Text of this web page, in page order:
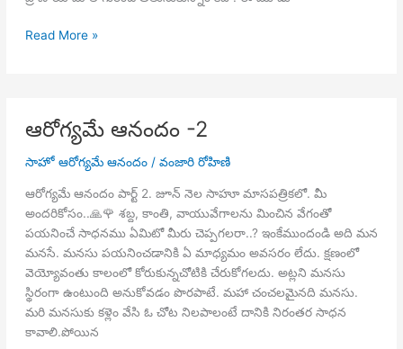
ఆరోగ్యమే
Read More »
ఆరోగ్యమే ఆనందం -2
సాహో ఆరోగ్యమే ఆనందం/ వంజారి రోహిణి
ఆరోగ్యమే ఆనందం పార్ట్ 2. జూన్ నెల సాహూ మాసపత్రికలో. మీ
అందరికోసం..🙏🌹 శబ్ద, కాంతి, వాయువేగాలను మించిన వేగంతో
పయనించే సాధనము ఏమిటో మీరు చెప్పగలరా..? ఇంకేముందండి అది మన
మనసే. మనసు పయనించడానికి ఏ మాధ్యమం అవసరం లేదు. క్షణంలో
వెయ్యోవంతు కాలంలో కోరుకున్నచోటికి చేరుకోగలదు. అట్లని మనసు
స్థిరంగా ఉంటుంది అనుకోవడం పొరపాటే. మహా చంచలమైనది మనసు.
మరి మనసుకు కళ్లెం వేసి ఓ చోట నిలపాలంటే దానికి నిరంతర సాధన
కావాలి.పోయిన